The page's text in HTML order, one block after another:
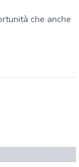
che anche